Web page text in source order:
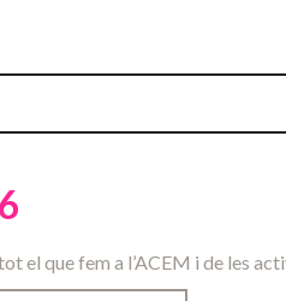
el que fem a l’ACEM i de les